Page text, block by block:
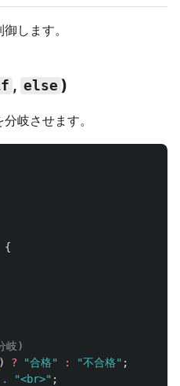
します。
, else )
岐させます。
{
岐)
) ? "合格" : "不合格" ;
. "<br>" ;